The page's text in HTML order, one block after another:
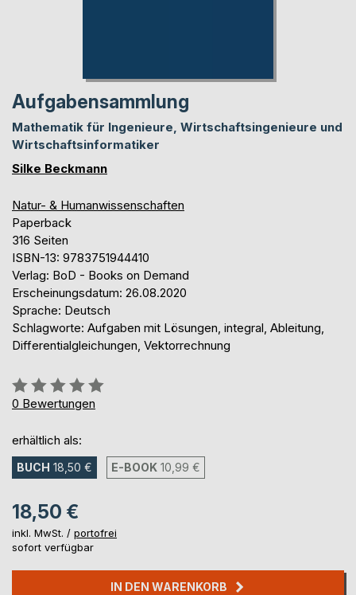
Aufgabensammlung
Mathematik für Ingenieure, Wirtschaftsingenieure und
Wirtschaftsinformatiker
Silke Beckmann
Natur- & Humanwissenschaften
Paperback
316 Seiten
ISBN-13: 9783751944410
Verlag: BoD - Books on Demand
Erscheinungsdatum: 26.08.2020
Sprache: Deutsch
Schlagworte: Aufgaben mit Lösungen, integral, Ableitung,
Differentialgleichungen, Vektorrechnung
Bewertung::
0%
0 Bewertungen
erhältlich als:
BUCH 18,50 € E-BOOK 10,99 €
18,50 €
inkl. MwSt. / portofrei
sofort verfügbar
IN DEN WARENKORB